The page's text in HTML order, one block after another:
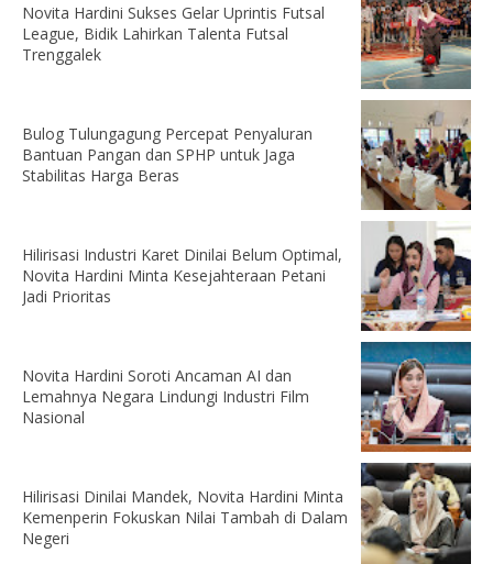
Novita Hardini Sukses Gelar Uprintis Futsal
League, Bidik Lahirkan Talenta Futsal
Trenggalek
Bulog Tulungagung Percepat Penyaluran
Bantuan Pangan dan SPHP untuk Jaga
Stabilitas Harga Beras
Hilirisasi Industri Karet Dinilai Belum Optimal,
Novita Hardini Minta Kesejahteraan Petani
Jadi Prioritas
Novita Hardini Soroti Ancaman AI dan
Lemahnya Negara Lindungi Industri Film
Nasional
Hilirisasi Dinilai Mandek, Novita Hardini Minta
Kemenperin Fokuskan Nilai Tambah di Dalam
Negeri